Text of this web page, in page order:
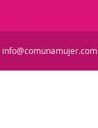
info@comunamujer.com